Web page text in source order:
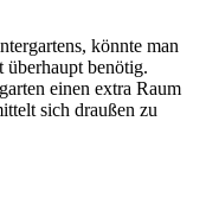
könnte man
benötig.
einen extra Raum
sich draußen zu